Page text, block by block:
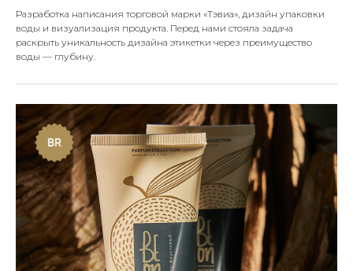
Разработка написания торговой марки «Тэвиа», дизайн упаковки
воды и визуализация продукта. Перед нами стояла задача
раскрыть уникальность дизайна этикетки через преимущество
воды — глубину.